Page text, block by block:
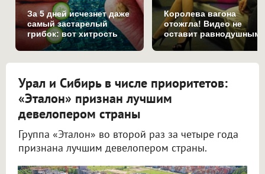
За 5 дней исчезнет даже
самый застарелый
грибок: вот хитрость
Королева вагона
отожгла! Видео не
оставит равнодушным
Урал и Сибирь в числе приоритетов:
«Эталон» признан лучшим
девелопером страны
Группа «Эталон» во второй раз за четыре года
признана лучшим девелопером страны.